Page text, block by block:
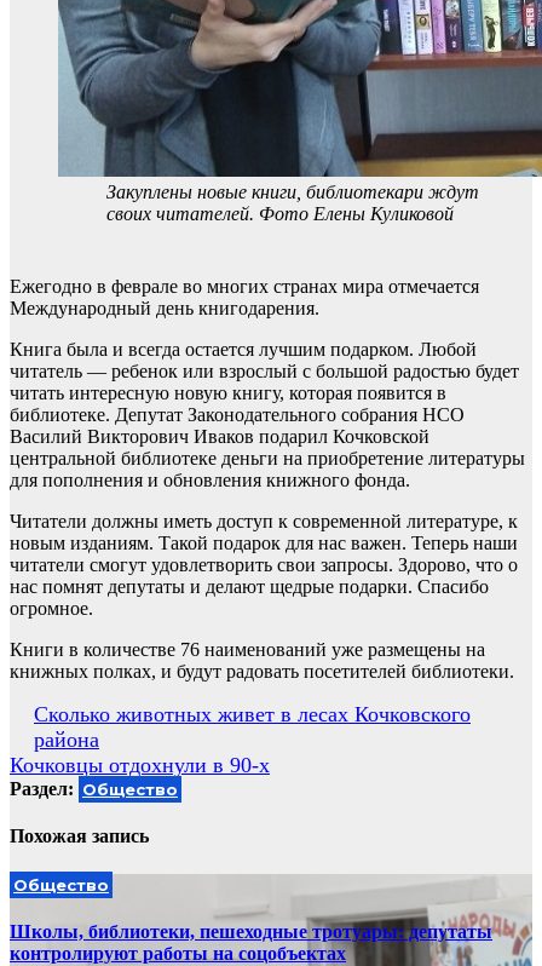
Закуплены новые книги, библиотекари ждут
своих читателей. Фото Елены Куликовой
Ежегодно в феврале во многих странах мира отмечается
Международный день книгодарения.
Книга была и всегда остается лучшим подарком. Любой
читатель — ребенок или взрослый с большой радостью будет
читать интересную новую книгу, которая появится в
библиотеке. Депутат Законодательного собрания НСО
Василий Викторович Иваков подарил Кочковской
центральной библиотеке деньги на приобретение литературы
для пополнения и обновления книжного фонда.
Читатели должны иметь доступ к современной литературе, к
новым изданиям. Такой подарок для нас важен. Теперь наши
читатели смогут удовлетворить свои запросы. Здорово, что о
нас помнят депутаты и делают щедрые подарки. Спасибо
огромное.
Книги в количестве 76 наименований уже размещены на
книжных полках, и будут радовать посетителей библиотеки.
Навигация
по
записям
Сколько животных живет в лесах Кочковского
района
Кочковцы отдохнули в 90-х
Раздел: Общество
Похожая запись
Общество
Школы, библиотеки, пешеходные тротуары: депутаты
контролируют работы на соцобъектах